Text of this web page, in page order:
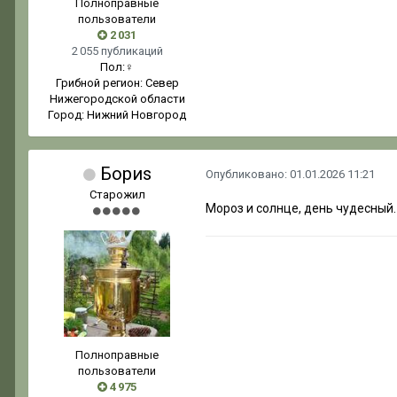
Полноправные
пользователи
2 031
2 055 публикаций
Пол: ♀
Грибной регион: Север
Нижегородской области
Город: Нижний Новгород
Бориs
Старожил
Полноправные
пользователи
4 975
Опубликовано: 01.01.2026 11:21
Мороз и солнце, день